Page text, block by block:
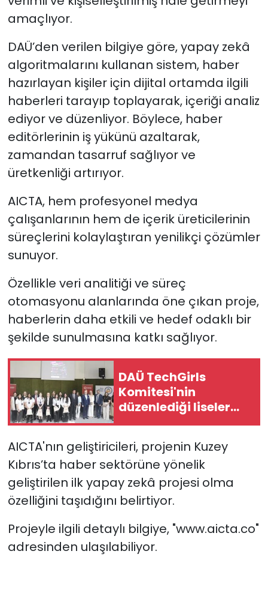
amaçlıyor.
DAÜ’den verilen bilgiye göre, yapay zekâ
algoritmalarını kullanan sistem, haber
hazırlayan kişiler için dijital ortamda ilgili
haberleri tarayıp toplayarak, içeriği analiz
ediyor ve düzenliyor. Böylece, haber
editörlerinin iş yükünü azaltarak,
zamandan tasarruf sağlıyor ve
üretkenliği artırıyor.
AICTA, hem profesyonel medya
çalışanlarının hem de içerik üreticilerinin
süreçlerini kolaylaştıran yenilikçi çözümler
sunuyor.
Özellikle veri analitiği ve süreç
otomasyonu alanlarında öne çıkan proje,
haberlerin daha etkili ve hedef odaklı bir
şekilde sunulmasına katkı sağlıyor.
DAÜ TechGirls
Komitesi'nin
düzenlediği liseler
arası bilişim
AICTA'nın geliştiricileri, projenin Kuzey
Kıbrıs’ta haber sektörüne yönelik
geliştirilen ilk yapay zekâ projesi olma
özelliğini taşıdığını belirtiyor.
Projeyle ilgili detaylı bilgiye, "www.aicta.co"
adresinden ulaşılabiliyor.
TÜRKiYE
Video Galeri
YAŞAM
Yazarlar